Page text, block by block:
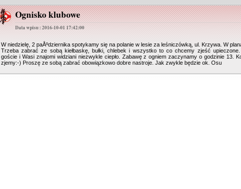
Ognisko klubowe
Data wpisu : 2016-10-01 17:42:00
W niedzielę, 2 paÅºdziernika spotykamy się na polanie w lesie za leśniczówką, ul. Krzywa. W
Trzeba zabrać ze sobą kiełbaskę, bułki, chlebek i wszystko to co chcemy zjeść
goście i Wasi znajomi widziani niezwykle ciepło. Zabawę z ogniem zaczynamy o godzinie 13.
zjemy:-) Proszę ze sobą zabrać obowiązkowo dobre nastroje. Jak zwykle będzie ok. Osu